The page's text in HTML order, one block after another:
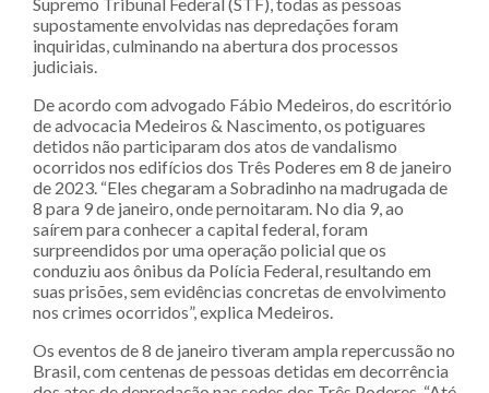
supostamente envolvidas nas depredações foram
inquiridas, culminando na abertura dos processos
judiciais.
De acordo com advogado Fábio Medeiros, do escritório
de advocacia Medeiros & Nascimento, os potiguares
detidos não participaram dos atos de vandalismo
ocorridos nos edifícios dos Três Poderes em 8 de janeiro
de 2023. “Eles chegaram a Sobradinho na madrugada de
8 para 9 de janeiro, onde pernoitaram. No dia 9, ao
saírem para conhecer a capital federal, foram
surpreendidos por uma operação policial que os
conduziu aos ônibus da Polícia Federal, resultando em
suas prisões, sem evidências concretas de envolvimento
nos crimes ocorridos”, explica Medeiros.
Os eventos de 8 de janeiro tiveram ampla repercussão no
Brasil, com centenas de pessoas detidas em decorrência